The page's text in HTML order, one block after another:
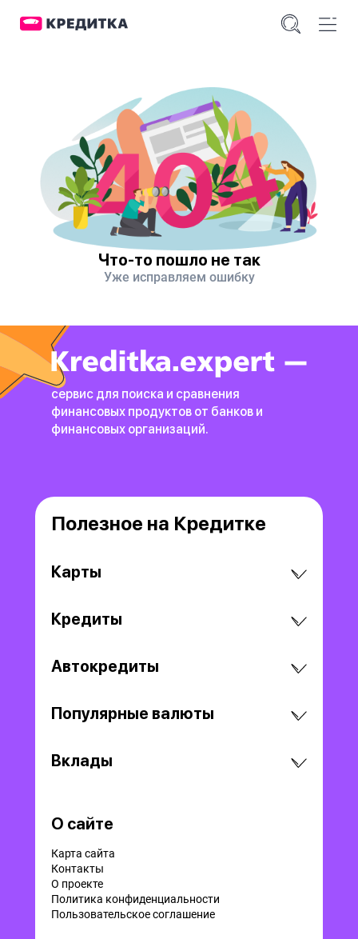
Что-то пошло не так
Уже исправляем ошибку
сервис для поиска и сравнения
финансовых продуктов от банков и
финансовых организаций.
Полезное на Кредитке
Карты
Кредиты
Автокредиты
Популярные валюты
Вклады
О сайте
Карта сайта
Контакты
О проекте
Политика конфиденциальности
Пользовательское соглашение